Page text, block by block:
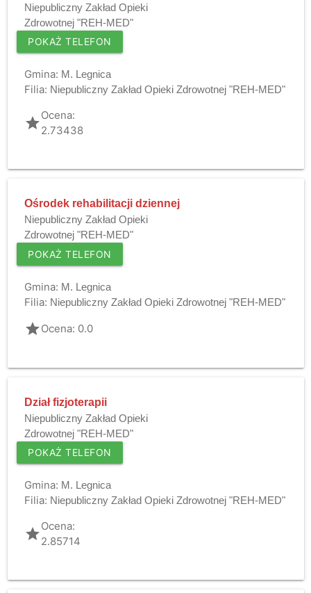
Niepubliczny Zakład Opieki
Zdrowotnej "REH-MED"
POKAŻ TELEFON
Gmina: M. Legnica
Filia: Niepubliczny Zakład Opieki Zdrowotnej "REH-MED"
gradeOcena:
2.73438
Ośrodek rehabilitacji dziennej
Niepubliczny Zakład Opieki
Zdrowotnej "REH-MED"
POKAŻ TELEFON
Gmina: M. Legnica
Filia: Niepubliczny Zakład Opieki Zdrowotnej "REH-MED"
gradeOcena: 0.0
Dział fizjoterapii
Niepubliczny Zakład Opieki
Zdrowotnej "REH-MED"
POKAŻ TELEFON
Gmina: M. Legnica
Filia: Niepubliczny Zakład Opieki Zdrowotnej "REH-MED"
gradeOcena:
2.85714